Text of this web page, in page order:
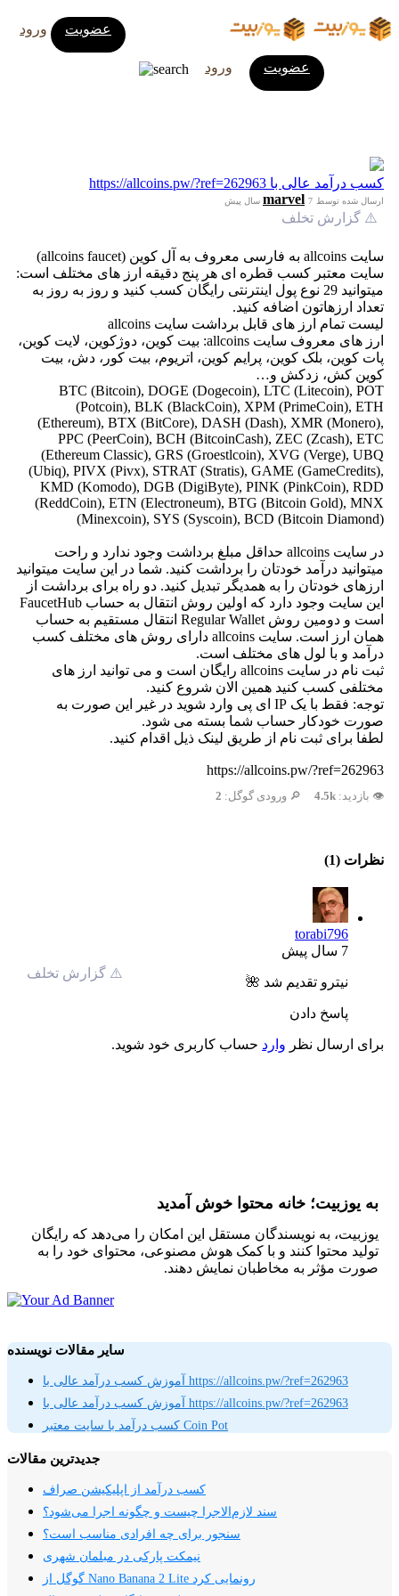
ورود عضویت
ورود عضویت
کسب درآمد عالی با https://allcoins.pw/?ref=262963
ارسال شده توسط marvel 7 سال پیش
⚠️ گزارش تخلف
سایت allcoins به فارسی معروف به آل کوین (allcoins faucet)
سایت معتبر کسب قطره ای هر پنج دقیقه ارز های مختلف است:
میتوانید 29 نوع پول اینترنتی رایگان کسب کنید و روز به روز به
تعداد ارزهاتون اضافه کنید.
لیست تمام ارز های قابل برداشت سایت allcoins
ارز های معروف سایت allcoins: بیت کوین، دوژکوین، لایت کوین،
پات کوین، بلک کوین، پرایم کوین، اتریوم، بیت کور، دش، بیت
کوین کش، زدکش و…
BTC (Bitcoin), DOGE (Dogecoin), LTC (Litecoin), POT
(Potcoin), BLK (BlackCoin), XPM (PrimeCoin), ETH
(Ethereum), BTX (BitCore), DASH (Dash), XMR (Monero),
PPC (PeerCoin), BCH (BitcoinCash), ZEC (Zcash), ETC
(Ethereum Classic), GRS (Groestlcoin), XVG (Verge), UBQ
(Ubiq), PIVX (Pivx), STRAT (Stratis), GAME (GameCredits),
KMD (Komodo), DGB (DigiByte), PINK (PinkCoin), RDD
(ReddCoin), ETN (Electroneum), BTG (Bitcoin Gold), MNX
(Minexcoin), SYS (Syscoin), BCD (Bitcoin Diamond)
در سایت allcoins حداقل مبلغ برداشت وجود ندارد و راحت
میتوانید درآمد خودتان را برداشت کنید. شما در این سایت میتوانید
ارزهای خودتان را به همدیگر تبدیل کنید. دو راه برای برداشت از
این سایت وجود دارد که اولین روش انتقال به حساب FaucetHub
است و دومین روش Regular Wallet انتقال مستقیم به حساب
همان ارز است. سایت allcoins دارای روش های مختلف کسب
درآمد و با لول های مختلف است.
ثبت نام در سایت allcoins رایگان است و می توانید ارز های
مختلفی کسب کنید همین الان شروع کنید.
توجه: فقط با یک IP ای پی وارد شوید در غیر این صورت به
صورت خودکار حساب شما بسته می شود.
لطفا برای ثبت نام از طریق لینک ذیل اقدام کنید.
https://allcoins.pw/?ref=262963
👁️ بازدید: 4.5k 🔎 ورودی گوگل: 2
نظرات (1)
torabi796
7 سال پیش
⚠️ گزارش تخلف
نیترو تقدیم شد 🌺
پاسخ دادن
برای ارسال نظر وارد حساب کاربری خود شوید.
به یوزبیت؛ خانه محتوا خوش آمدید
یوزبیت، به نویسندگان مستقل این امکان را می‌دهد که رایگان
تولید محتوا کنند و با کمک هوش مصنوعی، محتوای خود را به
صورت مؤثر به مخاطبان نمایش دهند.
سایر مقالات نویسنده
آموزش کسب درآمد عالی با https://allcoins.pw/?ref=262963
آموزش کسب درآمد عالی با https://allcoins.pw/?ref=262963
کسب درآمد با سایت معتبر Coin Pot
جدیدترین مقالات
کسب درآمد از اپلیکیشن صراف
سند لازم‌الاجرا چیست و چگونه اجرا می‌شود؟
سنجور برای چه افرادی مناسب است؟
نیمکت پارکی در مبلمان شهری
گوگل از Nano Banana 2 Lite رونمایی کرد